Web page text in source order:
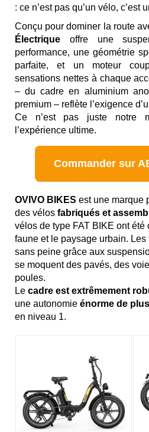
: ce n’est pas qu’un vélo, c’est
Conçu pour dominer la route
Électrique offre une
performance, une géométrie
parfaite, et un moteur
sensations nettes à chaque
– du cadre en aluminium
premium – reflète l’exigence
Ce n’est pas juste notre
l’expérience ultime.
Commander sur
OVIVO BIKES est une marque
des vélos fabriqués et
vélos de type FAT BIKE ont été
faune et le paysage urbain.
sans peine grâce aux
se moquent des pavés, des
poules.
Le cadre est extrêmement
une autonomie énorme de
en niveau 1.